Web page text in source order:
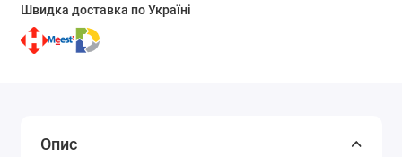
Швидка доставка по Україні
Опис